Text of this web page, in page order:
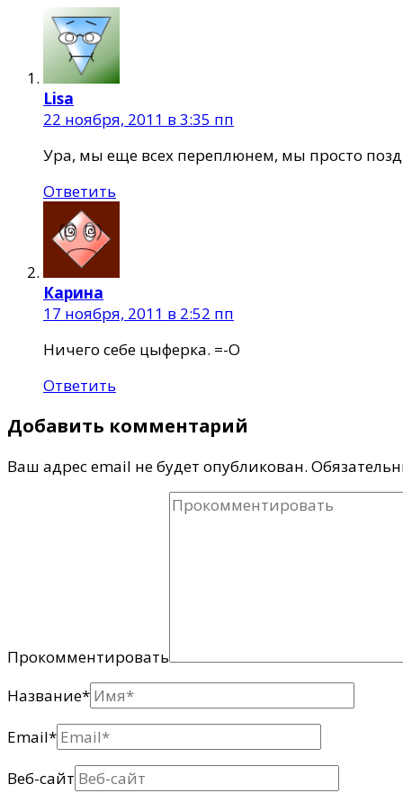
Lisa
22 ноября, 2011 в 3:35 пп
Ура, мы еще всех переплюнем, мы просто
Ответить
Карина
17 ноября, 2011 в 2:52 пп
Ничего себе цыферка. =-O
Ответить
Добавить комментарий
Ваш адрес email не будет опубликован.
Прокомментировать
Название*
Email*
Веб-сайт